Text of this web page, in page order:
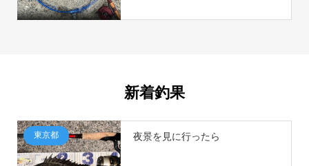
新着釣果
東京都 夜景を見に行ったら